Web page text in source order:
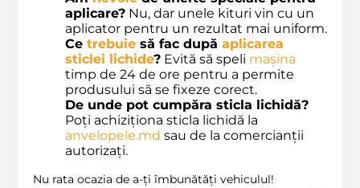
aplicare? Nu, dar unele kituri vin cu un
aplicator pentru un rezultat mai uniform.
Ce trebuie să fac după aplicarea
sticlei lichide? Evită să speli mașina
timp de 24 de ore pentru a permite
produsului să se fixeze corect.
De unde pot cumpăra sticla lichidă?
Poți achiziționa sticla lichidă la
anvelopele.md sau de la comercianții
autorizați.
Nu rata ocazia de a-ți îmbunătăți vehiculul!